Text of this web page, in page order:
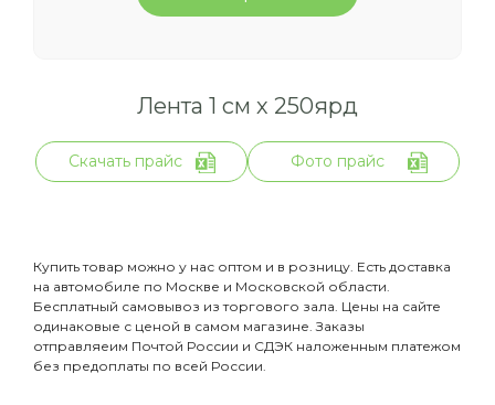
Лента 1 см х 250ярд
Скачать прайс Фото прайс
Купить товар можно у нас оптом и в розницу. Есть доставка
на автомобиле по Москве и Московской области.
Бесплатный самовывоз из торгового зала. Цены на сайте
одинаковые с ценой в самом магазине. Заказы
отправляеим Почтой России и СДЭК наложенным платежом
без предоплаты по всей России.